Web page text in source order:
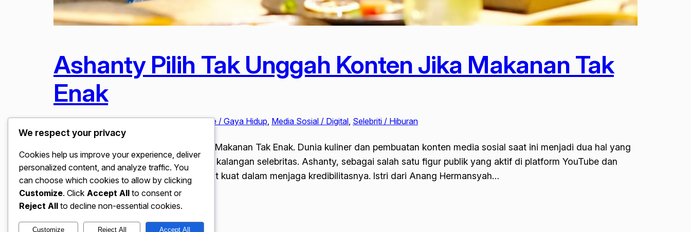
Ashanty Pilih Tak Unggah Konten Jika Makanan Tak
Enak
Januari 13, 2026Kuliner / Makanan, Lifestyle / Gaya Hidup, Media Sosial / Digital, Selebriti / Hiburan
Ashanty Pilih Tak Unggah Konten Jika Makanan Tak Enak. Dunia kuliner dan pembuatan konten media sosial saat ini menjadi dua hal yang
tidak dapat di pisahkan, terutama bagi kalangan selebritas. Ashanty, sebagai salah satu figur publik yang aktif di platform YouTube dan
Instagram, memiliki prinsip yang sangat kuat dalam menjaga kredibilitasnya. Istri dari Anang Hermansyah…
We respect your privacy
Cookies help us improve your experience, deliver
personalized content, and analyze traffic. You
can choose which cookies to allow by clicking
Customize. Click Accept All to consent or
Reject All to decline non-essential cookies.
Customize Reject All Accept All